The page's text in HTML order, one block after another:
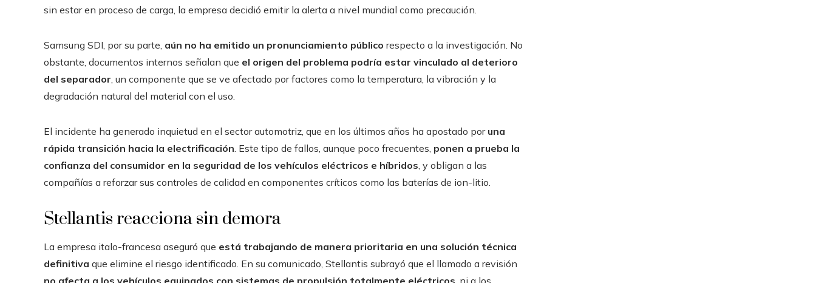
sin estar en proceso de carga, la empresa decidió emitir la alerta a nivel mundial como precaución.
Samsung SDI, por su parte, aún no ha emitido un pronunciamiento público respecto a la investigación. No
obstante, documentos internos señalan que el origen del problema podría estar vinculado al deterioro
del separador, un componente que se ve afectado por factores como la temperatura, la vibración y la
degradación natural del material con el uso.
El incidente ha generado inquietud en el sector automotriz, que en los últimos años ha apostado por una
rápida transición hacia la electrificación. Este tipo de fallos, aunque poco frecuentes, ponen a prueba la
confianza del consumidor en la seguridad de los vehículos eléctricos e híbridos, y obligan a las
compañías a reforzar sus controles de calidad en componentes críticos como las baterías de ion-litio.
Stellantis reacciona sin demora
La empresa italo-francesa aseguró que está trabajando de manera prioritaria en una solución técnica
definitiva que elimine el riesgo identificado. En su comunicado, Stellantis subrayó que el llamado a revisión